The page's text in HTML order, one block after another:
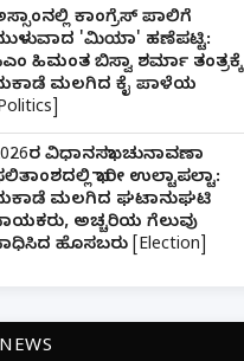
ಕಾಂಗ್ರೆಸ್ ಪಾಲಿಗೆ
'ಮಿಯಾ' ಹಣೆಪಟ್ಟಿ:
ಹಿಮಂತ ಬಿಸ್ವಾ ಶರ್ಮಾ ತಂತ್ರಕ್ಕೆ
ಮಲಗಿದ ಕೈ ಪಾಳೆಯ
ವಿಧಾನಸಭಾ ಚುನಾವಣಾ
ಭಾರೀ ಉಲ್ಟಾಪಲ್ಟಾ:
ಮಲಗಿದ ಘಟಾನುಘಟಿ
ಅಚ್ಚರಿಯ ಗೆಲುವು
ಹೊಸಬರು [Election]